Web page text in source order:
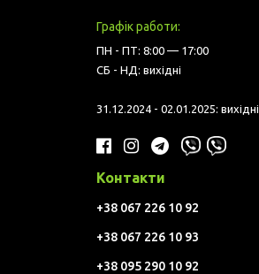
Графік работи:
ПН - ПТ: 8:00 — 17:00
СБ - НД: вихідні
31.12.2024 - 02.01.2025: вихідні
Контакти
+38 067 226 10 92
+38 067 226 10 93
+38 095 290 10 92